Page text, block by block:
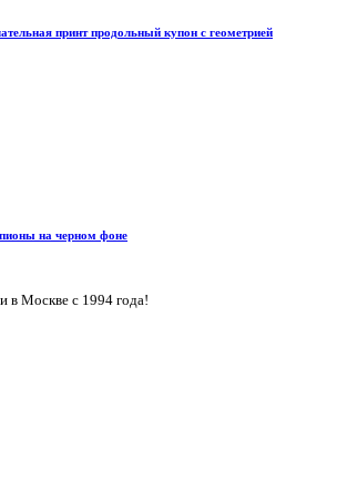
принт продольный купон с геометрией
на черном фоне
в Москве с 1994 года!